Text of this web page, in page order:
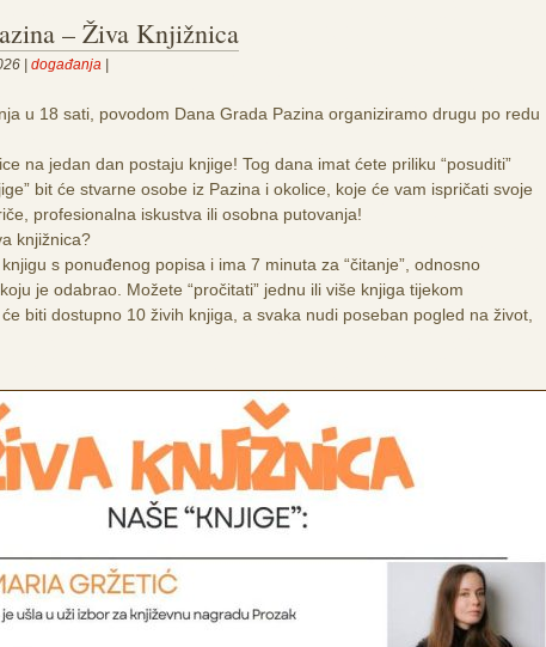
– Živa Knjižnica
| događanja|
u 18 sati, povodom Dana Grada Pazina organiziramo drugu po redu
na jedan dan postaju knjige! Tog dana imat ćete priliku “posuditi”
bit će stvarne osobe iz Pazina i okolice, koje će vam ispričati svoje
profesionalna iskustva ili osobna putovanja!
knjižnica?
s ponuđenog popisa i ima 7 minuta za “čitanje”, odnosno
je odabrao. Možete “pročitati” jednu ili više knjiga tijekom
biti dostupno 10 živih knjiga, a svaka nudi poseban pogled na život,